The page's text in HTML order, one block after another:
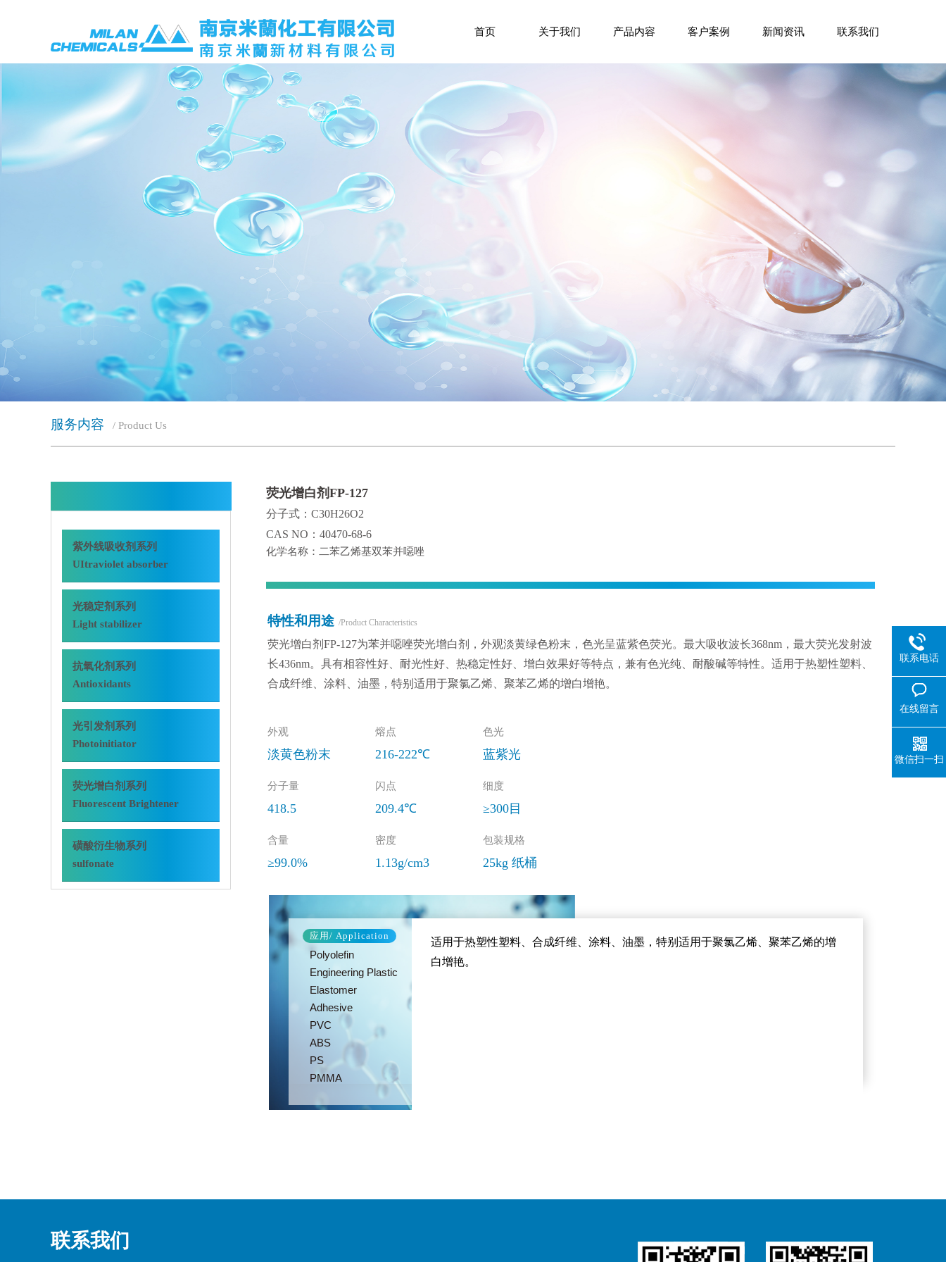
首页 关于我们 产品内容 客户案例 新闻资讯 联系我们
服务内容 / Product Us
紫外线吸收剂系列
UItraviolet absorber
光稳定剂系列
Light stabilizer
抗氧化剂系列
Antioxidants
光引发剂系列
Photoinitiator
荧光增白剂系列
Fluorescent Brightener
磺酸衍生物系列
sulfonate
荧光增白剂FP-127
分子式：C30H26O2
CAS NO：40470-68-6
化学名称：二苯乙烯基双苯并噁唑
特性和用途 /Product Characteristics
荧光增白剂FP-127为苯并噁唑荧光增白剂，外观淡黄绿色粉末，色光呈蓝紫色荧光。最大吸收波长368nm，最大荧光发射波
长436nm。具有相容性好、耐光性好、热稳定性好、增白效果好等特点，兼有色光纯、耐酸碱等特性。适用于热塑性塑料、
合成纤维、涂料、油墨，特别适用于聚氯乙烯、聚苯乙烯的增白增艳。
外观
淡黄色粉末
分子量
418.5
含量
≥99.0%
熔点
216-222℃
闪点
209.4℃
密度
1.13g/cm3
色光
蓝紫光
细度
≥300目
包装规格
25kg 纸桶
应用/ Application
Polyolefin
Engineering Plastic
Elastomer
Adhesive
PVC
ABS
PS
PMMA
适用于热塑性塑料、合成纤维、涂料、油墨，特别适用于聚氯乙烯、聚苯乙烯的增
白增艳。
联系我们
联系电话
在线留言
微信扫一扫